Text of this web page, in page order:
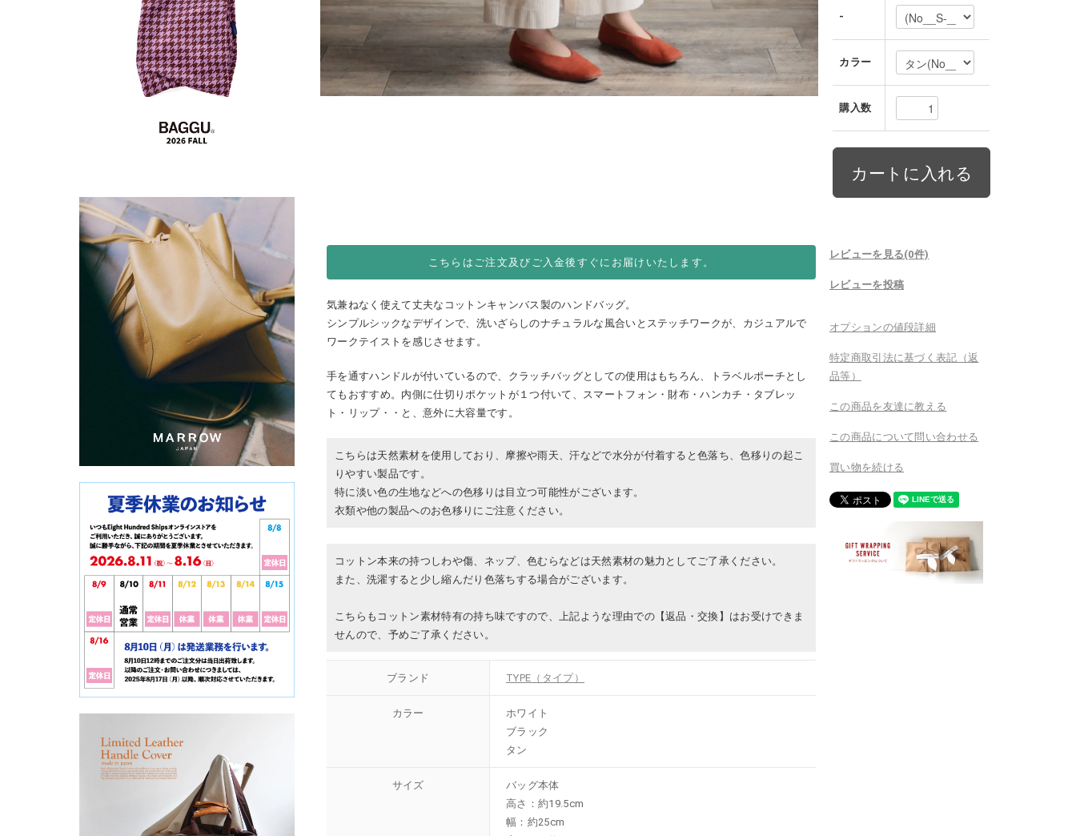
-
カラー
購入数
こちらはご注文及びご入金後すぐにお届けいたします。
気兼ねなく使えて丈夫なコットンキャンバス製のハンドバッグ。
シンプルシックなデザインで、洗いざらしのナチュラルな風合いとステッチワークが、カジュアルで
ワークテイストを感じさせます。
手を通すハンドルが付いているので、クラッチバッグとしての使用はもちろん、トラベルポーチとし
てもおすすめ。内側に仕切りポケットが１つ付いて、スマートフォン・財布・ハンカチ・タブレッ
ト・リップ・・と、意外に大容量です。
こちらは天然素材を使用しており、摩擦や雨天、汗などで水分が付着すると色落ち、色移りの起こ
りやすい製品です。
特に淡い色の生地などへの色移りは目立つ可能性がございます。
衣類や他の製品へのお色移りにご注意ください。
コットン本来の持つしわや傷、ネップ、色むらなどは天然素材の魅力としてご了承ください。
また、洗濯すると少し縮んだり色落ちする場合がございます。
こちらもコットン素材特有の持ち味ですので、上記ような理由での【返品・交換】はお受けできま
せんので、予めご了承ください。
ブランド TYPE（タイプ）
カラー
ホワイト
ブラック
タン
サイズ
バッグ本体
高さ：約19.5cm
幅：約25cm
レビューを見る(0件)
レビューを投稿
オプションの値段詳細
特定商取引法に基づく表記（返
品等）
この商品を友達に教える
この商品について問い合わせる
買い物を続ける